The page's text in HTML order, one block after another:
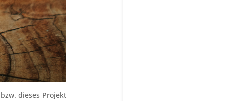
dieses Projekt